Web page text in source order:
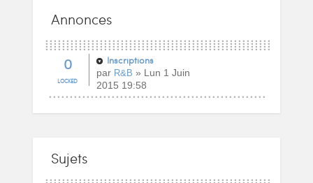
Annonces
0
LOCKED
Inscriptions
par R&B » Lun 1 Juin
2015 19:58
Sujets